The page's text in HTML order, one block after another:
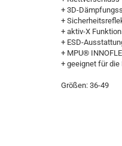
+ 3D-
+
+ aktiv-X
+ ESD-
+ MPU®
+ geeignet für die
Größen: 36-49